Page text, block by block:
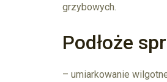
grzybowych.
Podłoże
– umiarkowanie